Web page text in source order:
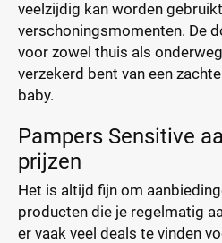
veelzijdig kan worden
verschoningsmomenten. De
voor zowel thuis als
verzekerd bent van een
baby.
Pampers Sensitive
prijzen
Het is altijd fijn om
producten die je regelmatig
er vaak veel deals te vinden